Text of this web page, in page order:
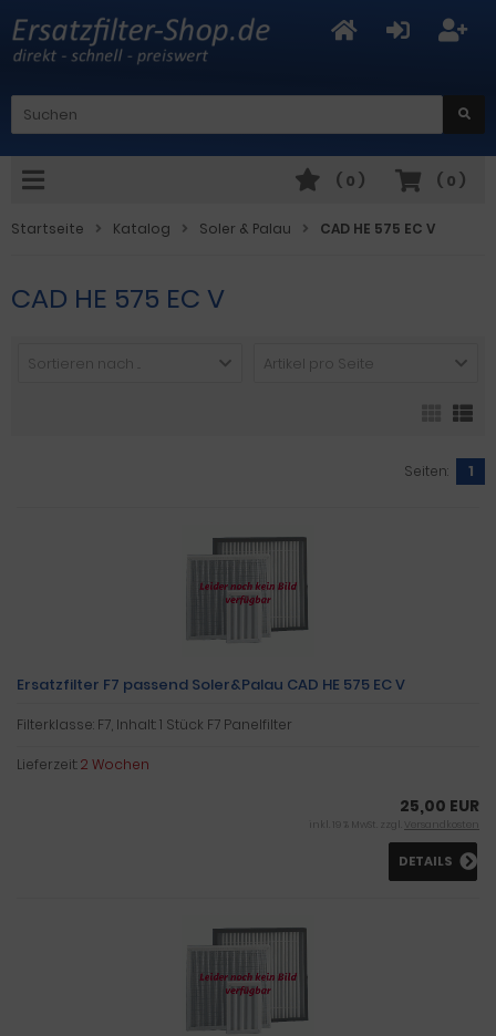
( 0 )
( 0 )
Startseite Katalog Soler & Palau CAD HE 575 EC V
CAD HE 575 EC V
Sortieren nach ... Artikel pro Seite
Seiten: 1
Ersatzfilter F7 passend Soler&Palau CAD HE 575 EC V
Filterklasse: F7, Inhalt: 1 Stück F7 Panelfilter
Lieferzeit:2 Wochen
25,00 EUR
inkl. 19 % MwSt. zzgl. Versandkosten
DETAILS